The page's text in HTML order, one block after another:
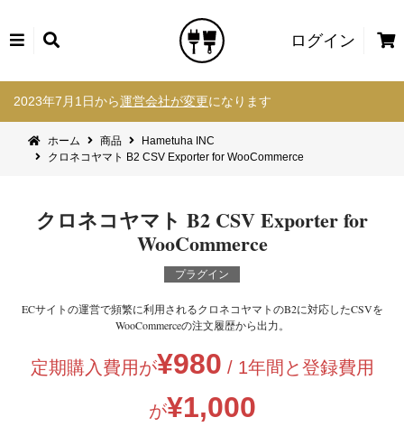
ログイン
カ
2023年7月1日から運営会社が変更になります
ホーム 商品
Hametuha INC
クロネコヤマト B2 CSV Exporter for WooCommerce
クロネコヤマト B2 CSV Exporter for
WooCommerce
プラグイン
ECサイトの運営で頻繁に利用されるクロネコヤマトのB2に対応したCSVを
WooCommerceの注文履歴から出力。
定期購入費用が¥980 / 1年間と登録費用
が¥1,000